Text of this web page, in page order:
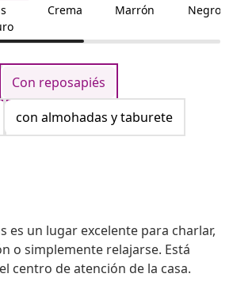
Crema Marrón Negro
Con reposapiés
con almohadas y taburete
es un lugar excelente para charlar,
o simplemente relajarse. Está
centro de atención de la casa.